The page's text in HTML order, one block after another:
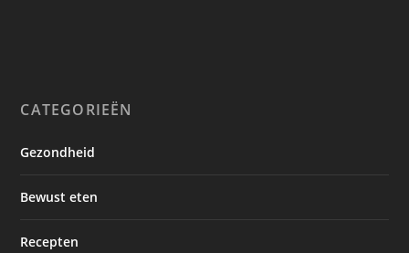
CATEGORIEËN
Gezondheid
Bewust eten
Recepten